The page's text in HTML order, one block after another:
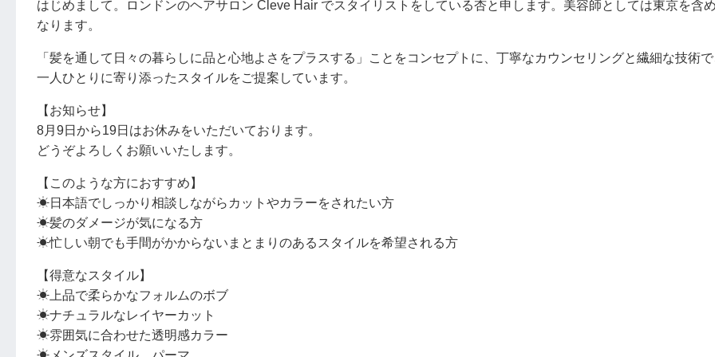
はじめまして。ロンドンのヘアサロン Cleve Hair でスタイリストをしている杏と申します。美容師としては東京を含
なります。
「髪を通して日々の暮らしに品と心地よさをプラスする」ことをコンセプトに、丁寧なカウンセリングと繊細な技術
一人ひとりに寄り添ったスタイルをご提案しています。
【お知らせ】
8月9日から19日はお休みをいただいております。
どうぞよろしくお願いいたします。
【このような方におすすめ】
☀︎日本語でしっかり相談しながらカットやカラーをされたい方
☀︎髪のダメージが気になる方
☀︎忙しい朝でも手間がかからないまとまりのあるスタイルを希望される方
【得意なスタイル】
☀︎上品で柔らかなフォルムのボブ
☀︎ナチュラルなレイヤーカット
☀︎雰囲気に合わせた透明感カラー